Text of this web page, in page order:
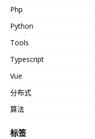
Php
Python
Tools
Typescript
Vue
分布式
算法
标签